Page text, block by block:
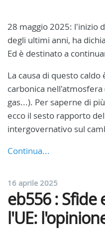
28 maggio 2025: l'inizio
degli ultimi anni, ha
Ed è destinato a
La causa di questo
carbonica
gas...). Per saperne di
ecco il sesto rapporto
intergovernativo sul
Continua...
16 aprile 2025
eb556 :
l'UE: